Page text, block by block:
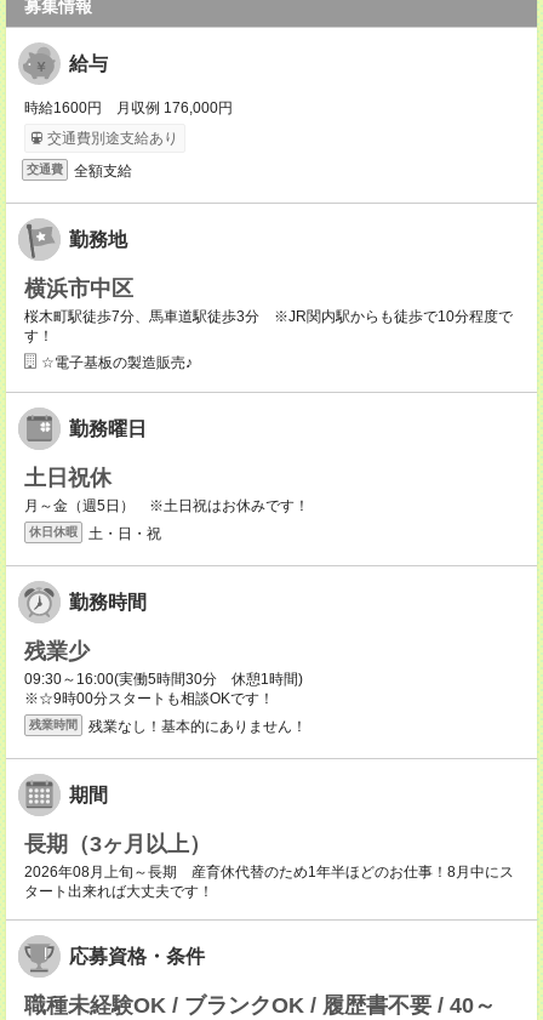
募集情報
給与
時給1600円 月収例 176,000円
交通費別途支給あり
交通費 全額支給
勤務地
横浜市中区
桜木町駅徒歩7分、馬車道駅徒歩3分 ※JR関内駅からも徒歩で10分程度で
す！
☆電子基板の製造販売♪
勤務曜日
土日祝休
月～金（週5日） ※土日祝はお休みです！
休日休暇 土・日・祝
勤務時間
残業少
09:30～16:00(実働5時間30分 休憩1時間)
※☆9時00分スタートも相談OKです！
残業時間 残業なし！基本的にありません！
期間
長期（3ヶ月以上）
2026年08月上旬～長期 産育休代替のため1年半ほどのお仕事！8月中にス
タート出来れば大丈夫です！
応募資格・条件
職種未経験OK / ブランクOK / 履歴書不要 / 40～